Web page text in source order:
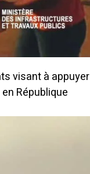
visant à appuyer
République